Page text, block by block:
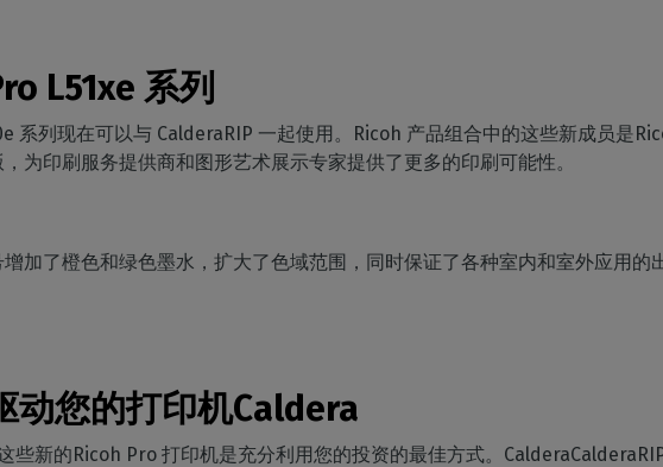
您的 REST API 解决方案
DTF - DTGRIP 软件
Caldera 直接制作电影
用于 DTG 印刷的RIP 软件
L51xe 系列
系列现在可以与 CalderaRIP 一起使用。Ricoh 产品组合中的这些新成员是
为印刷服务提供商和图形艺术展示专家提供了更多的印刷可能性。
增加了橙色和绿色墨水，扩大了色域范围，同时保证了各种室内和室外应用
动您的打印机Caldera
些新的Ricoh Pro 打印机是充分利用您的投资的最佳方式。